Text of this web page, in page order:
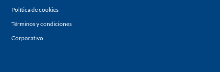
Política de cookies
Términos y condiciones
Corporativo